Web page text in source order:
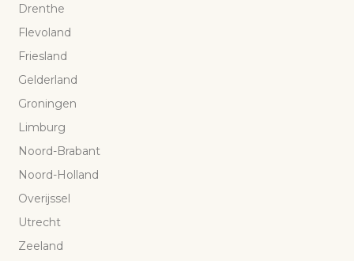
Drenthe
Flevoland
Friesland
Gelderland
Groningen
Limburg
Noord-Brabant
Noord-Holland
Overijssel
Utrecht
Zeeland